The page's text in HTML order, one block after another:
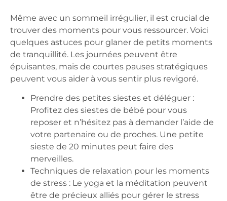
Même avec un sommeil irrégulier, il est crucial de
trouver des moments pour vous ressourcer. Voici
quelques astuces pour glaner de petits moments
de tranquillité. Les journées peuvent être
épuisantes, mais de courtes pauses stratégiques
peuvent vous aider à vous sentir plus revigoré.
Prendre des petites siestes et déléguer :
Profitez des siestes de bébé pour vous
reposer et n’hésitez pas à demander l’aide de
votre partenaire ou de proches. Une petite
sieste de 20 minutes peut faire des
merveilles.
Techniques de relaxation pour les moments
de stress : Le yoga et la méditation peuvent
être de précieux alliés pour gérer le stress